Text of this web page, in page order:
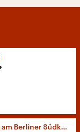
Berliner Südkreuz